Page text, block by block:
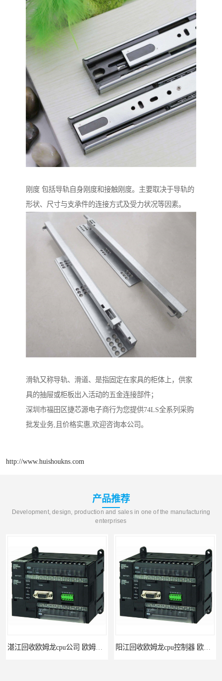
刚度 包括导轨自身刚度和接触刚度。主要取决于导轨的
形状、尺寸与支承件的连接方式及受力状况等因素。
滑轨又称导轨、滑道、是指固定在家具的柜体上，供家
具的抽屉或柜板出入活动的五金连接部件；
深圳市福田区捷芯源电子商行为您提供74LS全系列采购
批发业务,且价格实惠,欢迎咨询本公司。
http://www.huishoukns.com
产品推荐
Development, design, production and sales in one of the manufacturing
enterprises
湛江回收欧姆龙cpu公司 欧姆龙cpu回收 为您提供优质便捷的服务 回收欧姆龙模块 阳江回收欧姆龙cpu控制器 欧姆龙cpu回收 支持各种支付方式 回收欧姆龙模块